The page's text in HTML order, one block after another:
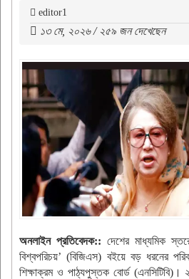
editor1
১৩ মে, ২০২৬ / ২৫৯ জন দেখেছেন
অনলাইন প্রতিবেদক:: দেশের মাধ্যমিক
বিশ্বপরিচয়’ (বিজিএস) বইয়ে বড় ধরনের
শিক্ষাক্রম ও পাঠ্যপুস্তক বোর্ড (এনসিটিবি)।